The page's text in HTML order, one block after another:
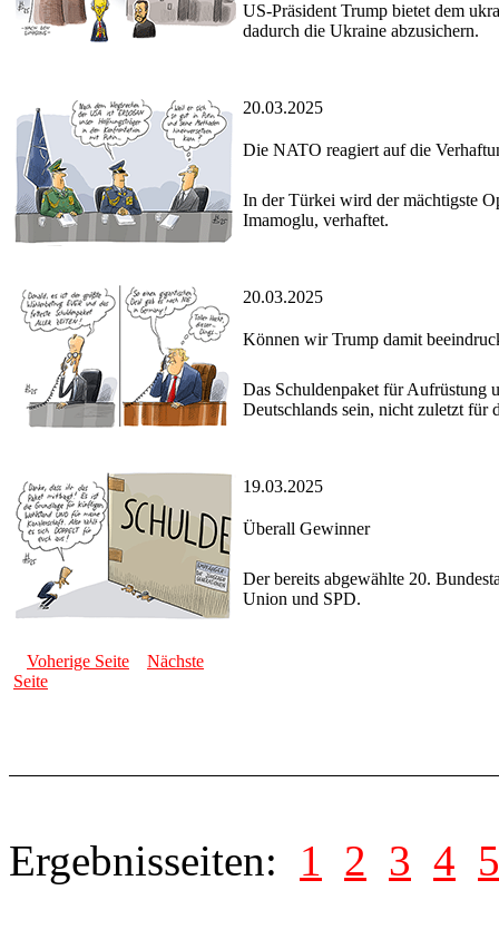
US-Präsident Trump bietet dem
dadurch die Ukraine abzusichern.
20.03.2025
Die NATO reagiert auf die
In der Türkei wird der mächtigste
Imamoglu, verhaftet.
20.03.2025
Können wir Trump damit
Das Schuldenpaket für Aufrüstung
Deutschlands sein, nicht zuletzt für
19.03.2025
Überall Gewinner
Der bereits abgewählte 20.
Union und SPD.
Voherige Seite
Nächste
Seite
Ergebnisseiten: 1 2 3 4 5